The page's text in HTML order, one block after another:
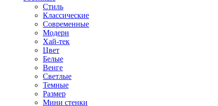
Стиль
Классические
Современные
Модерн
Хай-тек
Цвет
Белые
Венге
Светлые
Темные
Размер
Мини стенки